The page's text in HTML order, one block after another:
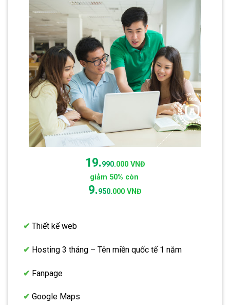
19.990.000 VNĐ
giảm 50% còn
9.950.000 VNĐ
✔ Thiết kế web
✔ Hosting 3 tháng – Tên miền quốc tế 1 năm
✔ Fanpage
✔ Google Maps